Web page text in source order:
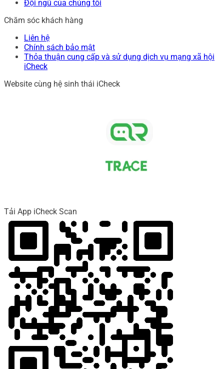
Đội ngũ của chúng tôi
Chăm sóc khách hàng
Liên hệ
Chính sách bảo mật
Thỏa thuận cung cấp và sử dụng dịch vụ mạng xã hội
iCheck
Website cùng hệ sinh thái iCheck
Tải App iCheck Scan